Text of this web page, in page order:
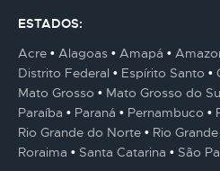
ESTADOS:
Acre
Alagoas Amapá
Distrito Federal
Espírito Santo
Mato Grosso
Mato Grosso do
Paraíba
Paraná Pernambuco
Rio Grande do Norte
Rio
Roraima
Santa Catarina São